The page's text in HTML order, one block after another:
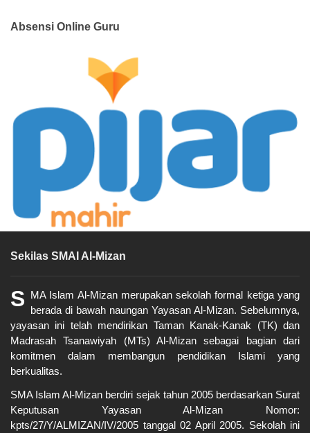
Absensi Online Guru
Sekilas SMAI Al-Mizan
S MA Islam Al-Mizan merupakan sekolah formal ketiga yang
berada di bawah naungan Yayasan Al-Mizan. Sebelumnya,
yayasan ini telah mendirikan Taman Kanak-Kanak (TK) dan
Madrasah Tsanawiyah (MTs) Al-Mizan sebagai bagian dari
komitmen dalam membangun pendidikan Islami yang
berkualitas.
SMA Islam Al-Mizan berdiri sejak tahun 2005 berdasarkan Surat
Keputusan Yayasan Al-Mizan Nomor:
kpts/27/Y/ALMIZAN/IV/2005 tanggal 02 April 2005. Sekolah ini